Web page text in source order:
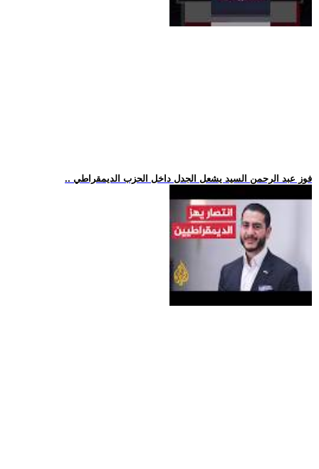
.. فوز عبد الرحمن السيد يشعل الجدل داخل الحزب الديمقراطي